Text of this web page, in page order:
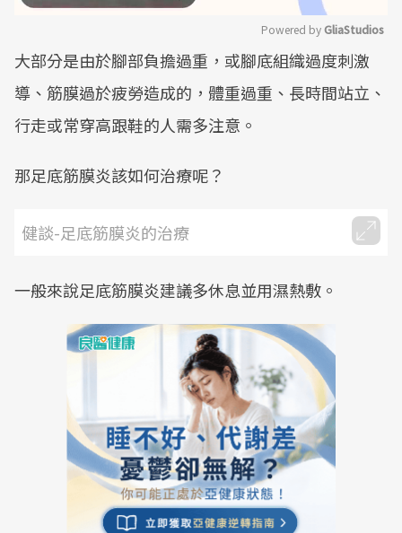
Mute
Powered by GliaStudios
大部分是由於腳部負擔過重，或腳底組織過度刺激
導、筋膜過於疲勞造成的，體重過重、長時間站立、
行走或常穿高跟鞋的人需多注意。
那足底筋膜炎該如何治療呢？
健談-足底筋膜炎的治療
一般來說足底筋膜炎建議多休息並用濕熱敷。